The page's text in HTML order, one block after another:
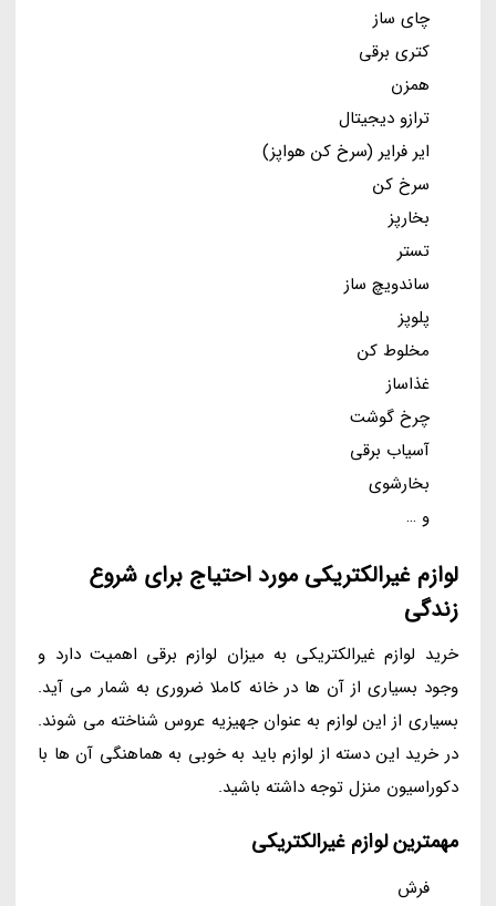
چای ساز
کتری برقی
همزن
ترازو دیجیتال
ایر فرایر (سرخ کن هواپز)
سرخ کن
بخارپز
تستر
ساندویچ ساز
پلوپز
مخلوط کن
غذاساز
چرخ گوشت
آسیاب برقی
بخارشوی
و …
لوازم غیرالکتریکی مورد احتیاج برای شروع
زندگی
خرید لوازم غیرالکتریکی به میزان لوازم برقی اهمیت دارد و
وجود بسیاری از آن ها در خانه کاملا ضروری به شمار می آید.
بسیاری از این لوازم به عنوان جهیزیه عروس شناخته می شوند.
در خرید این دسته از لوازم باید به خوبی به هماهنگی آن ها با
دکوراسیون منزل توجه داشته باشید.
مهمترین لوازم غیرالکتریکی
فرش